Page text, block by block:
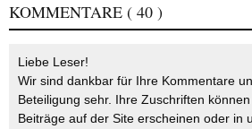
KOMMENTARE ( 40 )
Liebe Leser!
Wir sind dankbar für Ihre Kommentare
Beteiligung sehr. Ihre Zuschriften
Beiträge auf der Site erscheinen oder in